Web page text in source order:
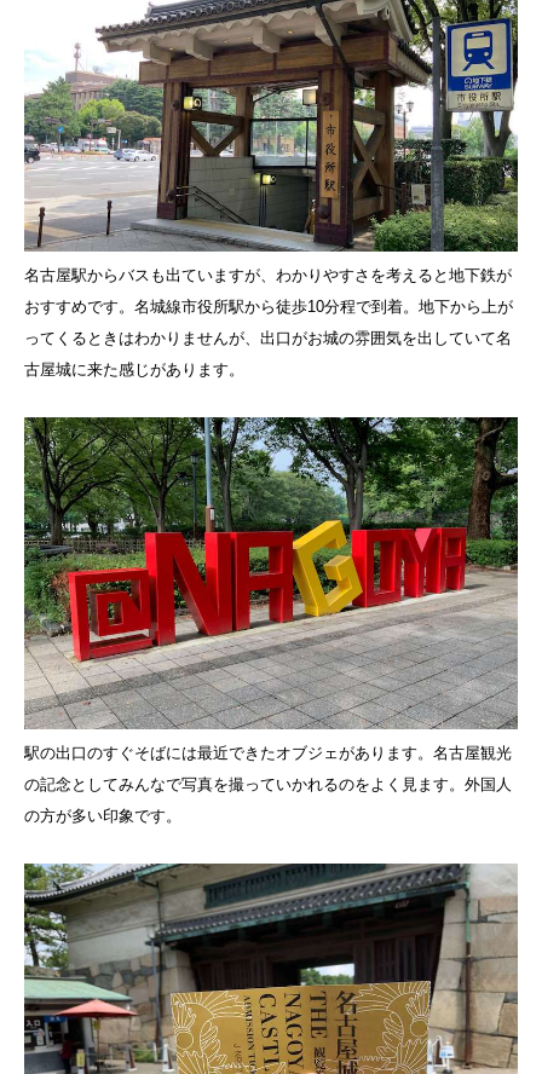
名古屋駅からバスも出ていますが、わかりやすさを考えると地下鉄が
おすすめです。名城線市役所駅から徒歩10分程で到着。地下から上が
ってくるときはわかりませんが、出口がお城の雰囲気を出していて名
古屋城に来た感じがあります。
駅の出口のすぐそばには最近できたオブジェがあります。名古屋観光
の記念としてみんなで写真を撮っていかれるのをよく見ます。外国人
の方が多い印象です。